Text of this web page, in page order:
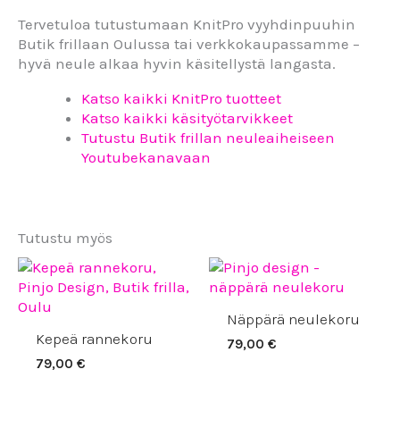
Tervetuloa tutustumaan KnitPro vyyhdinpuuhin
Butik frillaan Oulussa tai verkkokaupassamme –
hyvä neule alkaa hyvin käsitellystä langasta.
Katso kaikki KnitPro tuotteet
Katso kaikki käsityötarvikkeet
Tutustu Butik frillan neuleaiheiseen
Youtubekanavaan
Tutustu myös
Kepeä rannekoru
79,00€
Näppärä neulekoru
79,00€